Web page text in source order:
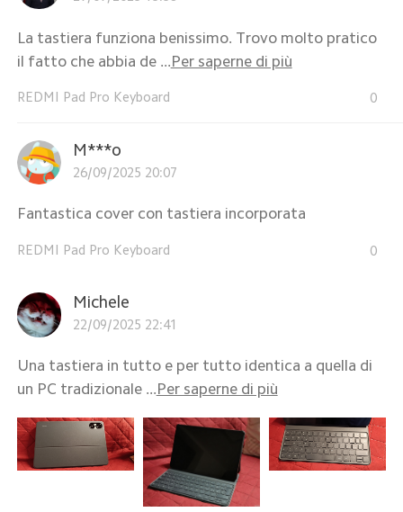
La tastiera funziona benissimo. Trovo molto pratico
il fatto che abbia de ...Per saperne di più
REDMI Pad Pro Keyboard 0
M***o
26/09/2025 20:07
Fantastica cover con tastiera incorporata
REDMI Pad Pro Keyboard 0
Michele
22/09/2025 22:41
Una tastiera in tutto e per tutto identica a quella di
un PC tradizionale ... Per saperne di più